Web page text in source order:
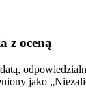
z oceną
jako